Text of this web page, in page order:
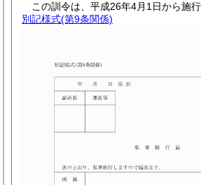
この訓令は、平成26年4月1日から施行
別記様式(第9条関係)